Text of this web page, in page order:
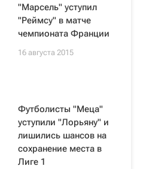
"Марсель" уступил
"Реймсу" в матче
чемпионата Франции
16 августа 2015
Футболисты "Меца"
уступили "Лорьяну" и
лишились шансов на
сохранение места в
Лиге 1